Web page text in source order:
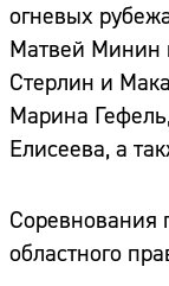
огневых
Матвей Минин
Стерлин и
Марина
Елисеева, а
Соревнования
областного